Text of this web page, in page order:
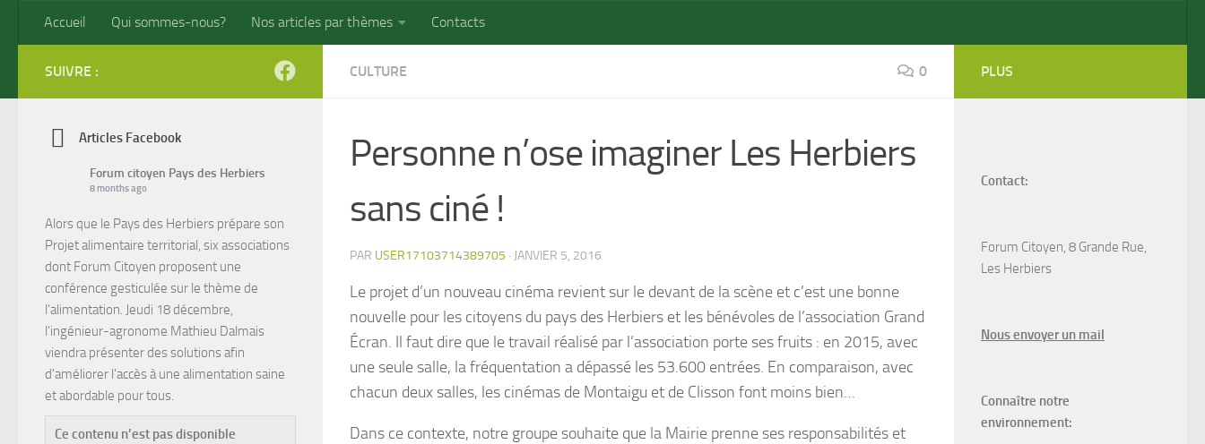
Skip to content
Accueil Qui sommes-nous? Nos articles par thèmes Contacts
CULTURE 0
Personne n’ose imaginer Les Herbiers
sans ciné !
PAR USER17103714389705 · JANVIER 5, 2016
Le projet d’un nouveau cinéma revient sur le devant de la scène et c’est une bonne
nouvelle pour les citoyens du pays des Herbiers et les bénévoles de l’association Grand
Écran. Il faut dire que le travail réalisé par l’association porte ses fruits : en 2015, avec
une seule salle, la fréquentation a dépassé les 53.600 entrées. En comparaison, avec
chacun deux salles, les cinémas de Montaigu et de Clisson font moins bien…
Dans ce contexte, notre groupe souhaite que la Mairie prenne ses responsabilités et
SUIVRE :
Articles Facebook
Forum citoyen Pays des Herbiers
8 months ago
Alors que le Pays des Herbiers prépare son
Projet alimentaire territorial, six associations
dont Forum Citoyen proposent une
conférence gesticulée sur le thème de
l'alimentation. Jeudi 18 décembre,
l'ingénieur-agronome Mathieu Dalmais
viendra présenter des solutions afin
d'améliorer l'accès à une alimentation saine
et abordable pour tous.
Ce contenu n’est pas disponible
PLUS
Contact:
Forum Citoyen, 8 Grande Rue,
Les Herbiers
Nous envoyer un mail
Connaître notre
environnement: